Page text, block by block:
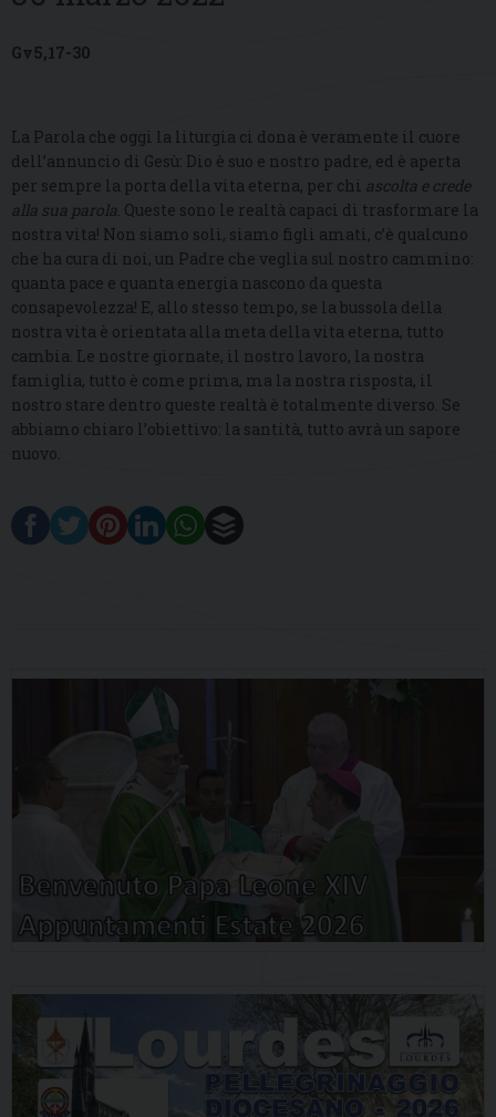
Gv5,17-30
La Parola che oggi la liturgia ci dona è veramente il cuore
dell’annuncio di Gesù: Dio è suo e nostro padre, ed è aperta
per sempre la porta della vita eterna, per chi ascolta e crede
alla sua parola. Queste sono le realtà capaci di trasformare la
nostra vita! Non siamo soli, siamo figli amati, c’è qualcuno
che ha cura di noi, un Padre che veglia sul nostro cammino:
quanta pace e quanta energia nascono da questa
consapevolezza! E, allo stesso tempo, se la bussola della
nostra vita è orientata alla meta della vita eterna, tutto
cambia. Le nostre giornate, il nostro lavoro, la nostra
famiglia, tutto è come prima, ma la nostra risposta, il
nostro stare dentro queste realtà è totalmente diverso. Se
abbiamo chiaro l’obiettivo: la santità, tutto avrà un sapore
nuovo.